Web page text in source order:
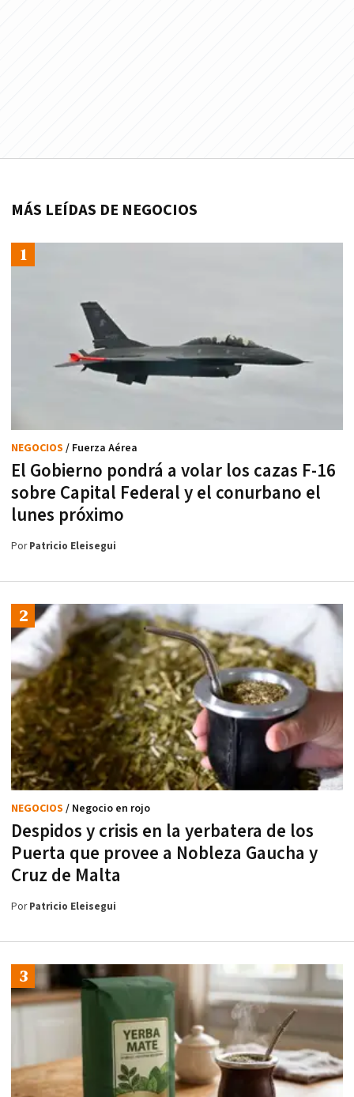
MÁS LEÍDAS DE NEGOCIOS
El Gobierno pondrá a volar los cazas F-16
sobre Capital Federal y el conurbano el
lunes próximo
NEGOCIOS / Fuerza Aérea
PorPatricio Eleisegui
Despidos y crisis en la yerbatera de los
Puerta que provee a Nobleza Gaucha y
Cruz de Malta
NEGOCIOS / Negocio en rojo
PorPatricio Eleisegui